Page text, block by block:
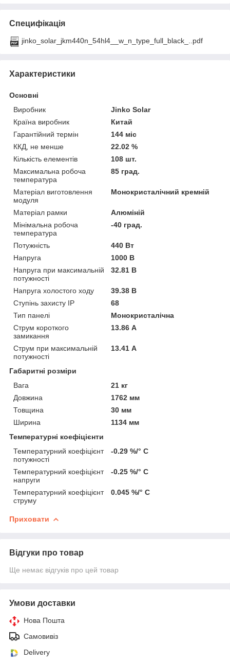
Специфікація
jinko_solar_jkm440n_54hl4__w_n_type_full_black_..pdf
Характеристики
Основні
Виробник
Jinko Solar
Країна виробник
Китай
Гарантійний термін
144 міс
ККД, не менше
22.02 %
Кількість елементів
108 шт.
Максимальна робоча
температура
85 град.
Матеріал виготовлення
модуля
Монокристалічний кремній
Матеріал рамки
Алюміній
Мінімальна робоча
температура
-40 град.
Потужність
440 Вт
Напруга
1000 В
Напруга при максимальній
потужності
32.81 В
Напруга холостого ходу
39.38 В
Ступінь захисту IP
68
Тип панелі
Монокристалічна
Струм короткого
замикання
13.86 А
Струм при максимальній
потужності
13.41 А
Габаритні розміри
Вага
21 кг
Довжина
1762 мм
Товщина
30 мм
Ширина
1134 мм
Температурні коефіцієнти
Температурний коефіцієнт
потужності
-0.29 %/° С
Температурний коефіцієнт
напруги
-0.25 %/° С
Температурний коефіцієнт
струму
0.045 %/° С
Приховати
Відгуки про товар
Ще немає відгуків про цей товар
Умови доставки
Нова Пошта
Самовивіз
Delivery